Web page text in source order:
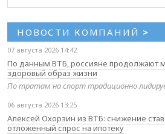
НОВОСТИ КОМПАНИЙ >
07 августа 2026 14:42
По данным ВТБ, россияне продолжают
здоровый образ жизни
По тратам на спорт традиционно
06 августа 2026 13:25
Алексей Охорзин из ВТБ: снижение
отложенный спрос на ипотеку